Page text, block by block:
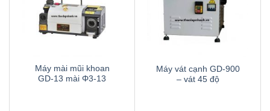
wishlist
Máy mài mũi khoan
GD-13 mài Φ3-13
wishlist
Máy vát cạnh GD-900
– vát 45 độ